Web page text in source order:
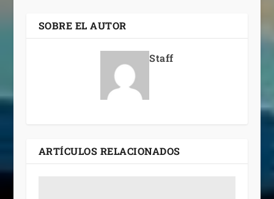
SOBRE EL AUTOR
Staff
ARTÍCULOS RELACIONADOS